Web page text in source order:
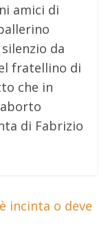
amici di
da
fratellino di
che in
di Fabrizio
incinta o deve